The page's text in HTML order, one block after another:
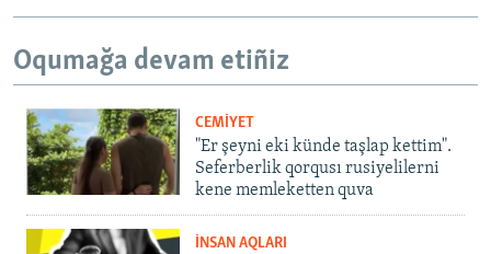
Oqumağa devam etiñiz
CEMİYET
"Er şeyni eki künde taşlap kettim".
Seferberlik qorqusı rusiyelilerni
kene memleketten quva
İNSAN AQLARI